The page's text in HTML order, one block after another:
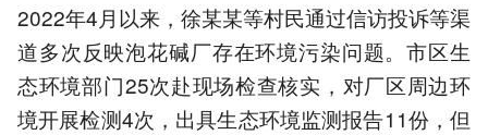
2022年4月以来，徐某某等村民通过信访投诉等渠
道多次反映泡花碱厂存在环境污染问题。市区生
态环境部门25次赴现场检查核实，对厂区周边环
境开展检测4次，出具生态环境监测报告11份，但